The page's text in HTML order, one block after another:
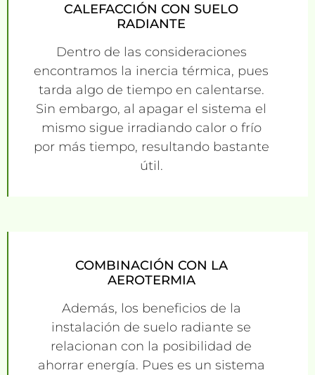
CALEFACCIÓN CON SUELO
RADIANTE
Dentro de las consideraciones
encontramos la inercia térmica, pues
tarda algo de tiempo en calentarse.
Sin embargo, al apagar el sistema el
mismo sigue irradiando calor o frío
por más tiempo, resultando bastante
útil.
COMBINACIÓN CON LA
AEROTERMIA
Además, los beneficios de la
instalación de suelo radiante se
relacionan con la posibilidad de
ahorrar energía. Pues es un sistema